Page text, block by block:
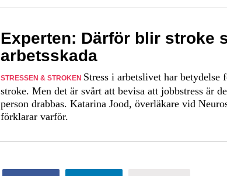
Experten: Därför blir stroke
arbetsskada
STRESSEN & STROKEN Stress i arbetslivet har betydelse
stroke. Men det är svårt att bevisa att jobbstress är
person drabbas. Katarina Jood, överläkare vid
förklarar varför.